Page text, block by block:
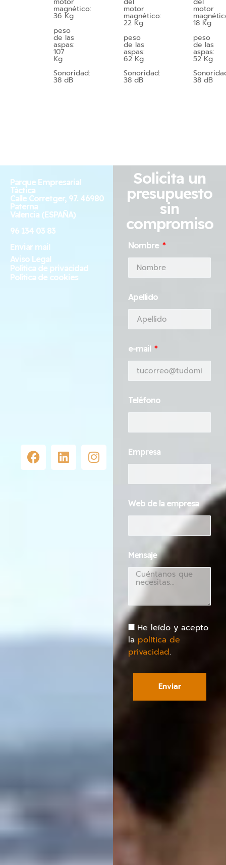
magnético:
36 Kg
peso
de las
aspas:
107
Kg
Sonoridad:
38 dB
motor
magnético:
22 Kg
peso
de las
aspas:
62 Kg
Sonoridad:
38 dB
motor
18 Kg
peso
de las
aspas:
52 Kg
38 dB
Parque Empresarial
Táctica
Calle Corretger, 97. 46980
Paterna
Valencia (ESPAÑA)
96 134 03 83
Enviar mail
Aviso Legal
Política de privacidad
Política de cookies
Solicita un
presupuesto
sin
compromiso
Nombre
Apellido
e-mail
Teléfono
Empresa
Web de la empresa
Mensaje
He leído y acepto
la política de
privacidad.
Enviar